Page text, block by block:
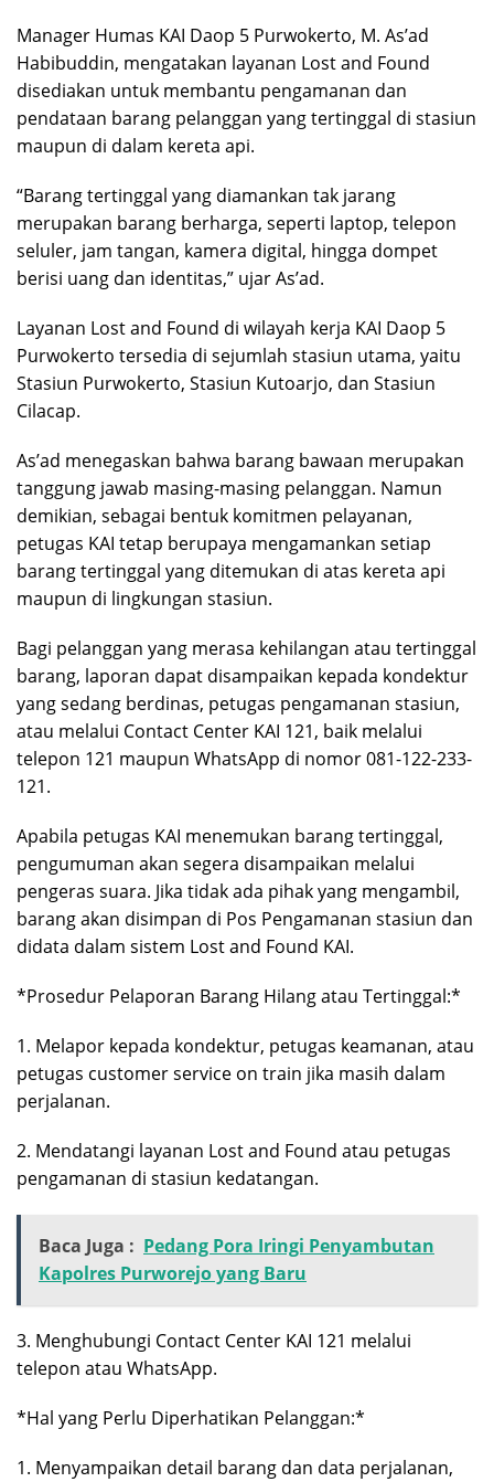
Manager Humas KAI Daop 5 Purwokerto, M. As’ad
Habibuddin, mengatakan layanan Lost and Found
disediakan untuk membantu pengamanan dan
pendataan barang pelanggan yang tertinggal di stasiun
maupun di dalam kereta api.
“Barang tertinggal yang diamankan tak jarang
merupakan barang berharga, seperti laptop, telepon
seluler, jam tangan, kamera digital, hingga dompet
berisi uang dan identitas,” ujar As’ad.
Layanan Lost and Found di wilayah kerja KAI Daop 5
Purwokerto tersedia di sejumlah stasiun utama, yaitu
Stasiun Purwokerto, Stasiun Kutoarjo, dan Stasiun
Cilacap.
As’ad menegaskan bahwa barang bawaan merupakan
tanggung jawab masing-masing pelanggan. Namun
demikian, sebagai bentuk komitmen pelayanan,
petugas KAI tetap berupaya mengamankan setiap
barang tertinggal yang ditemukan di atas kereta api
maupun di lingkungan stasiun.
Bagi pelanggan yang merasa kehilangan atau tertinggal
barang, laporan dapat disampaikan kepada kondektur
yang sedang berdinas, petugas pengamanan stasiun,
atau melalui Contact Center KAI 121, baik melalui
telepon 121 maupun WhatsApp di nomor 081-122-233-
121.
Apabila petugas KAI menemukan barang tertinggal,
pengumuman akan segera disampaikan melalui
pengeras suara. Jika tidak ada pihak yang mengambil,
barang akan disimpan di Pos Pengamanan stasiun dan
didata dalam sistem Lost and Found KAI.
*Prosedur Pelaporan Barang Hilang atau Tertinggal:*
1. Melapor kepada kondektur, petugas keamanan, atau
petugas customer service on train jika masih dalam
perjalanan.
2. Mendatangi layanan Lost and Found atau petugas
pengamanan di stasiun kedatangan.
Baca Juga : Pedang Pora Iringi Penyambutan
Kapolres Purworejo yang Baru
3. Menghubungi Contact Center KAI 121 melalui
telepon atau WhatsApp.
*Hal yang Perlu Diperhatikan Pelanggan:*
1. Menyampaikan detail barang dan data perjalanan,